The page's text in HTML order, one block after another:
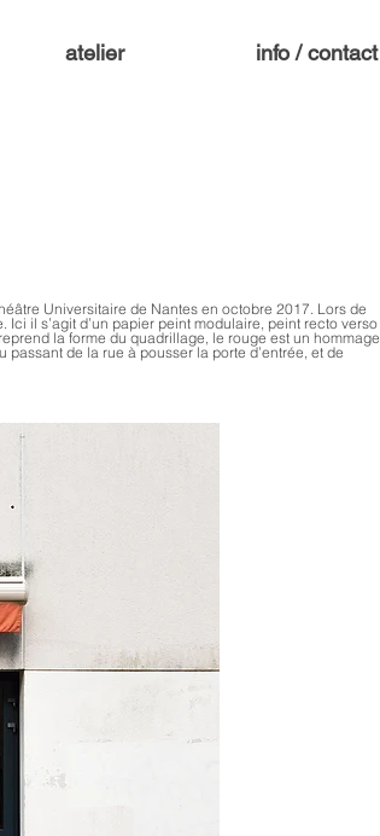
atelier info / contact
Universitaire de Nantes en octobre 2017. Lors de
il s’agit d’un papier peint modulaire, peint recto verso
la forme du quadrillage, le rouge est un hommage
de la rue à pousser la porte d’entrée, et de